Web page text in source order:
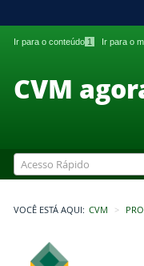
Ir para o conteúdo 1 Ir para o
CVM
Acesso Rápido
VOCÊ ESTÁ AQUI: CVM